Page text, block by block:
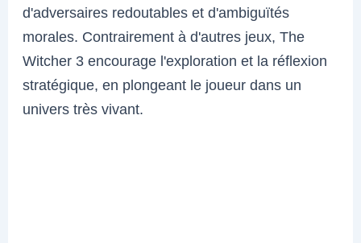
d'adversaires redoutables et d'ambiguïtés
morales. Contrairement à d'autres jeux, The
Witcher 3 encourage l'exploration et la réflexion
stratégique, en plongeant le joueur dans un
univers très vivant.